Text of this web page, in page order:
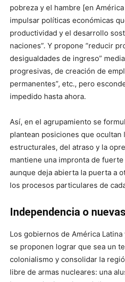
pobreza y el hambre [en
impulsar políticas económicas
productividad y el desarrollo
naciones”. Y propone “reducir
desigualdades de ingreso”
progresivas, de creación de
permanentes”, etc., pero
impedido hasta ahora.
Así, en el agrupamiento se
plantean posiciones que ocultan
estructurales, del atraso y la
mantiene una impronta de
aunque deja abierta la puerta a
los procesos particulares de
Independencia o
Los gobiernos de América
se proponen lograr que sea un
colonialismo y consolidar la
libre de armas nucleares: una